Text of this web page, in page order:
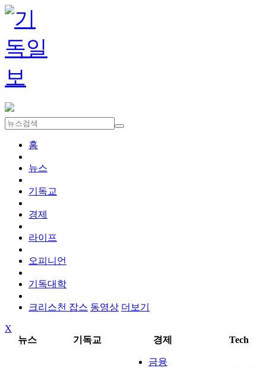
홈
뉴스
기독교
경제
라이프
오피니언
기독대학
크리스천 잡스 동영상 더보기
X
뉴스
기독교 경제 Tech
금융